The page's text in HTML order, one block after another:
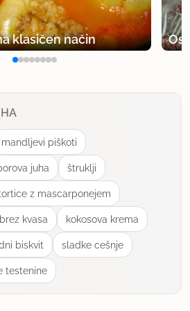
s svojim receptom, idejo
recepti/18282/sladice
v maso dala dve mali
banani. Ostalo sem naredila
pekla 30 minut na 140
nad rezultatom.
klasičen način
mandljevi piškoti
juha štruklji
z mascarponejem
kvasa kokosova krema
biskvit sladke cešnje
testenine